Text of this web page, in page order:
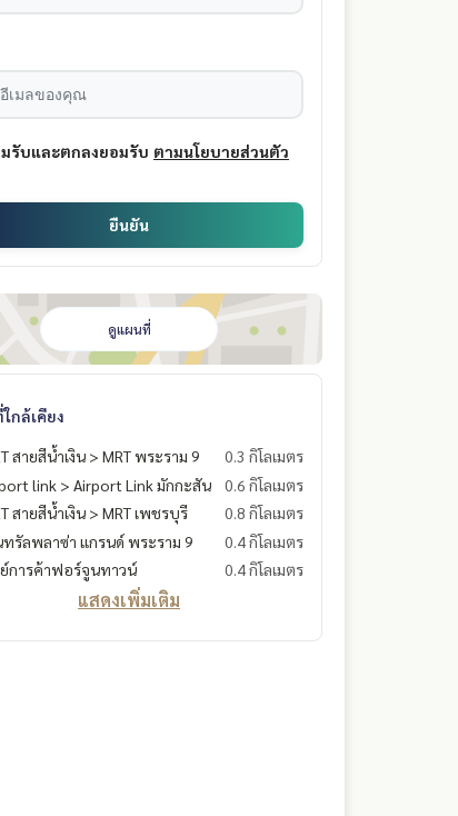
รับและตกลงยอมรับ ตามนโยบายส่วนตัว
ยืนยัน
ดูแผนที่
กล้เคียง
สายสีน้ำเงิน > MRT พระราม 9
0.3 กิโลเมตร
link > Airport Link มักกะสัน
0.6 กิโลเมตร
สายสีน้ำเงิน > MRT เพชรบุรี
0.8 กิโลเมตร
ทรัลพลาซ่า แกรนด์ พระราม 9
0.4 กิโลเมตร
การค้าฟอร์จูนทาวน์
0.4 กิโลเมตร
แสดงเพิ่มเติม